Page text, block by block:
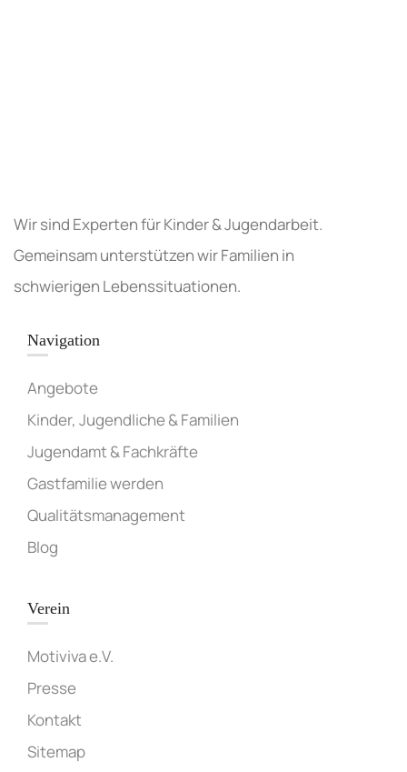
Wir sind Experten für Kinder & Jugendarbeit.
Gemeinsam unterstützen wir Familien in
schwierigen Lebenssituationen.
Navigation
Angebote
Kinder, Jugendliche & Familien
Jugendamt & Fachkräfte
Gastfamilie werden
Qualitätsmanagement
Blog
Verein
Motiviva e.V.
Presse
Kontakt
Sitemap